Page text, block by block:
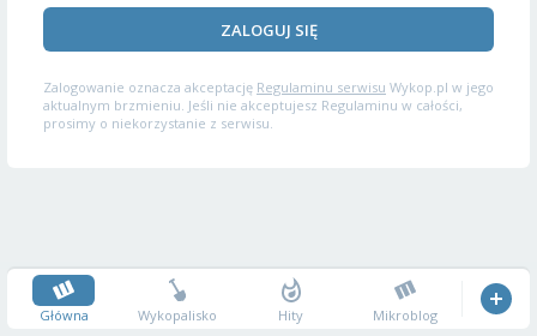
ZALOGUJ SIĘ
Zalogowanie oznacza akceptację Regulaminu serwisu Wykop.pl w jego
aktualnym brzmieniu. Jeśli nie akceptujesz Regulaminu w całości,
prosimy o niekorzystanie z serwisu.
Główna Wykopalisko Hity Mikroblog